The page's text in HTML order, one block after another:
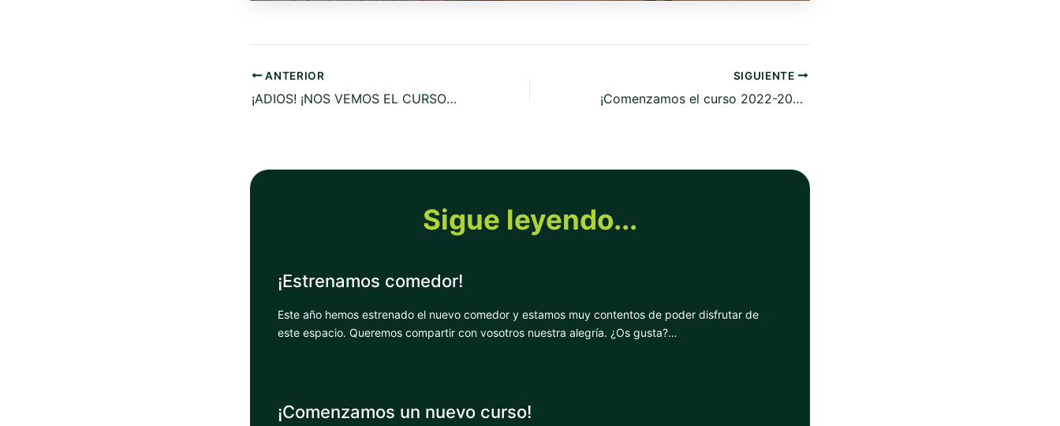
ANTERIOR
¡ADIOS! ¡NOS VEMOS EL CURSO QUE VIENE!
SIGUIENTE
¡Comenzamos el curso 2022-2023!
Sigue leyendo...
¡Estrenamos comedor!
Este año hemos estrenado el nuevo comedor y estamos muy contentos de poder disfrutar de
este espacio. Queremos compartir con vosotros nuestra alegría. ¿Os gusta?…
¡Comenzamos un nuevo curso!